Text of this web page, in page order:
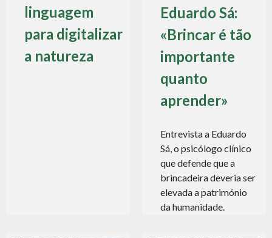
linguagem
para digitalizar
a natureza
Eduardo Sá:
«Brincar é tão
importante
quanto
aprender»
Entrevista a Eduardo
Sá, o psicólogo clínico
que defende que a
brincadeira deveria ser
elevada a património
da humanidade.